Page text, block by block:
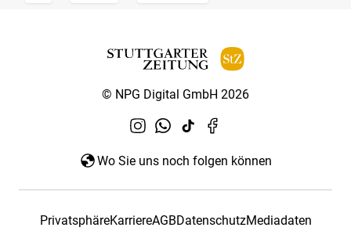
© NPG Digital GmbH 2026
Wo Sie uns noch folgen können
PrivatsphäreKarriereAGBDatenschutzMediadaten